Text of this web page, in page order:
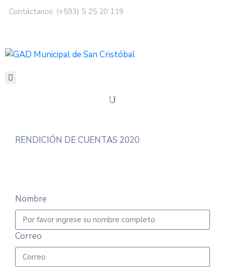
Contáctanos: (+593) 5 25 20 119
MUNICIPALIDAD
CIUDAD
RENDICIÓN DE CUENTAS 2020
Nombre
Correo